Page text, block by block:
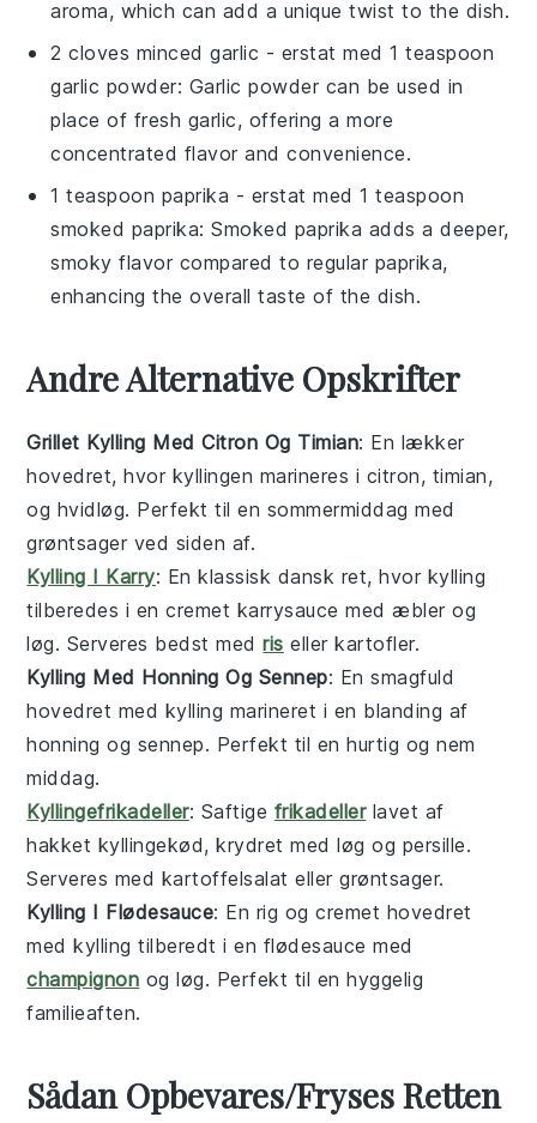
aroma, which can add a unique twist to the dish.
2 cloves minced garlic - erstat med1 teaspoon
garlic powder: Garlic powder can be used in
place of fresh garlic, offering a more
concentrated flavor and convenience.
1 teaspoon paprika - erstat med1 teaspoon
smoked paprika: Smoked paprika adds a deeper,
smoky flavor compared to regular paprika,
enhancing the overall taste of the dish.
Andre Alternative Opskrifter
Grillet Kylling Med Citron Og Timian: En lækker
hovedret, hvor kyllingen marineres i citron, timian,
og hvidløg. Perfekt til en sommermiddag med
grøntsager ved siden af.
Kylling I Karry: En klassisk dansk ret, hvor kylling
tilberedes i en cremet karrysauce medæbler og
løg. Serveres bedst medris ellerkartofler.
Kylling Med Honning Og Sennep: En smagfuld
hovedret med kylling marineret i en blanding af
honning og sennep. Perfekt til en hurtig og nem
middag.
Kyllingefrikadeller: Saftige frikadellerlavet af
hakket kyllingekød, krydret medløg og persille.
Serveres med kartoffelsalat ellergrøntsager.
Kylling I Flødesauce: En rig og cremet hovedret
med kylling tilberedt i en flødesauce med
champignon ogløg. Perfekt til en hyggelig
familieaften.
Sådan Opbevares/Fryses Retten